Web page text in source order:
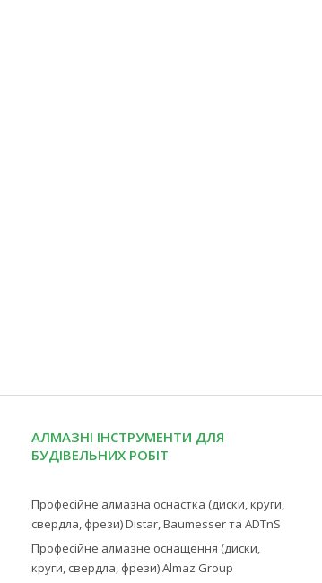
АЛМАЗНІ ІНСТРУМЕНТИ ДЛЯ
БУДІВЕЛЬНИХ РОБІТ
Професійне алмазна оснастка (диски, круги,
свердла, фрези) Distar, Baumesser та ADTnS
Професійне алмазне оснащення (диски,
круги, свердла, фрези) Almaz Group